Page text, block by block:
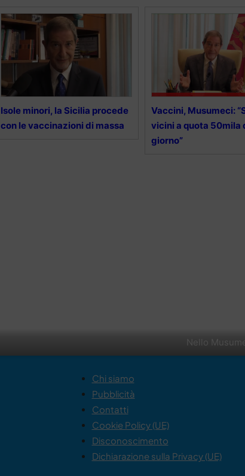
Nello
Isole minori, la Sicilia procede
con le vaccinazioni di massa
Vaccini, Musumeci:
vicini a quota 50mila
giorno”
Chi siamo
Pubblicità
Contatti
Cookie Policy (UE)
Disconoscimento
Dichiarazione sulla Privacy (UE)